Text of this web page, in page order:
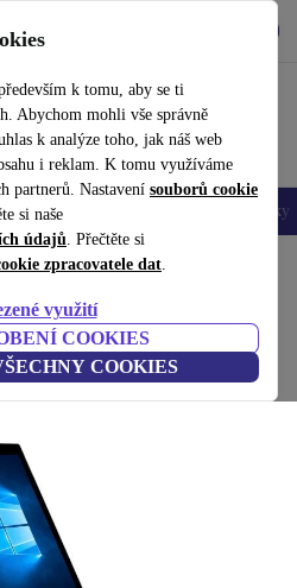
k tomu, aby se ti
Abychom mohli vše správně
k analýze toho, jak náš web
i reklam. K tomu využíváme
partnerů. Nastavení souborů cookie
si naše
údajů. Přečtěte si
zpracovatele dat.
využití
COOKIES
COOKIES
Tablety Doplňky
konvertibilní
| i5-8250U
| Win 11 Pro | DE